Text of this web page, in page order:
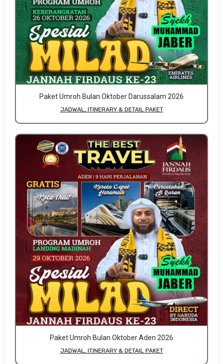
Paket Umroh Bulan Oktober Darussalam 2026
JADWAL, ITINERARY & DETAIL PAKET
Paket Umroh Bulan Oktober Aden 2026
JADWAL, ITINERARY & DETAIL PAKET